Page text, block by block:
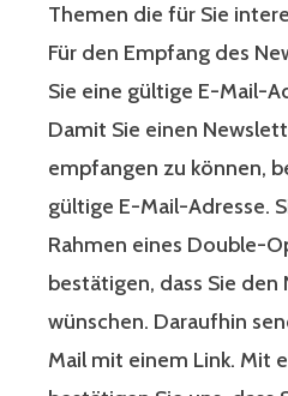
Themen die für Sie
Für den Empfang des
Sie eine gültige E-Mail-
Damit Sie einen
empfangen zu können,
gültige E-Mail-Adresse.
Rahmen eines Double-
bestätigen, dass Sie
wünschen. Daraufhin
Mail mit einem Link. Mit